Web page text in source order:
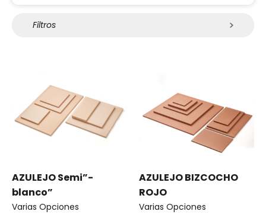
Filtros
AZULEJO Semi”-
blanco”
Varias Opciones
AZULEJO BIZCOCHO
ROJO
Varias Opciones